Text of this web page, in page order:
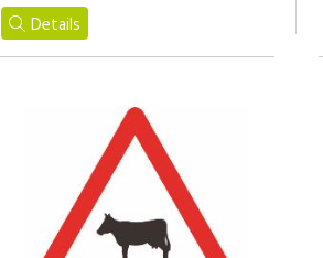
Details